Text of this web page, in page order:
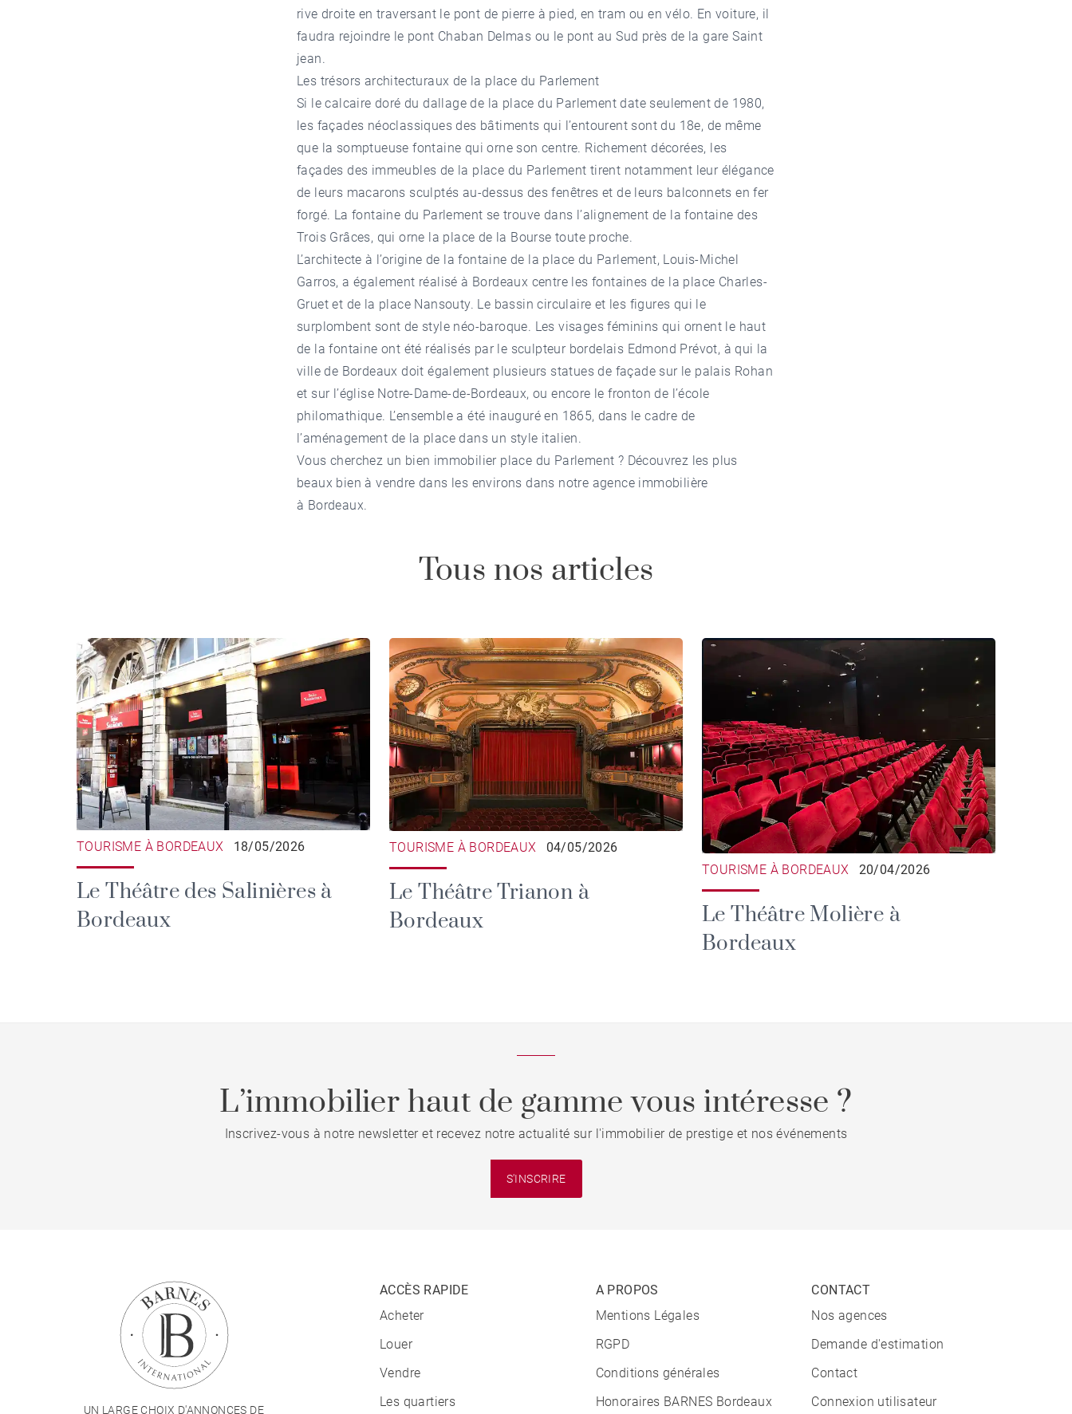
rive droite en traversant le pont de pierre à pied, en tram ou en vélo. En voiture, il
faudra rejoindre le pont Chaban Delmas ou le pont au Sud près de la gare Saint
jean.
Les trésors architecturaux de la place du Parlement
Si le calcaire doré du dallage de la place du Parlement date seulement de 1980,
les façades néoclassiques des bâtiments qui l’entourent sont du 18e, de même
que la somptueuse fontaine qui orne son centre. Richement décorées, les
façades des immeubles de la place du Parlement tirent notamment leur élégance
de leurs macarons sculptés au-dessus des fenêtres et de leurs balconnets en fer
forgé. La fontaine du Parlement se trouve dans l’alignement de la fontaine des
Trois Grâces, qui orne la place de la Bourse toute proche.
L’architecte à l’origine de la fontaine de la place du Parlement, Louis-Michel
Garros, a également réalisé à Bordeaux centre les fontaines de la place Charles-
Gruet et de la place Nansouty. Le bassin circulaire et les figures qui le
surplombent sont de style néo-baroque. Les visages féminins qui ornent le haut
de la fontaine ont été réalisés par le sculpteur bordelais Edmond Prévot, à qui la
ville de Bordeaux doit également plusieurs statues de façade sur le palais Rohan
et sur l’église Notre-Dame-de-Bordeaux, ou encore le fronton de l’école
philomathique. L’ensemble a été inauguré en 1865, dans le cadre de
l’aménagement de la place dans un style italien.
Vous cherchez un bien immobilier place du Parlement ? Découvrez les plus
beaux bien à vendre dans les environs dans notre agence immobilière
à Bordeaux.
Tous nos articles
TOURISME À BORDEAUX 18/05/2026
Le Théâtre des Salinières à
Bordeaux
TOURISME À BORDEAUX 04/05/2026
Le Théâtre Trianon à
Bordeaux
TOURISME À BORDEAUX 20/04/2026
Le Théâtre Molière à
Bordeaux
L’immobilier haut de gamme vous intéresse ?
Inscrivez-vous à notre newsletter et recevez notre actualité sur l'immobilier de prestige et nos événements
S'INSCRIRE
UN LARGE CHOIX D'ANNONCES DE
ACCÈS RAPIDE
Acheter
Louer
Vendre
Les quartiers
A PROPOS
Mentions Légales
RGPD
Conditions générales
Honoraires BARNES Bordeaux
CONTACT
Nos agences
Demande d'estimation
Contact
Connexion utilisateur